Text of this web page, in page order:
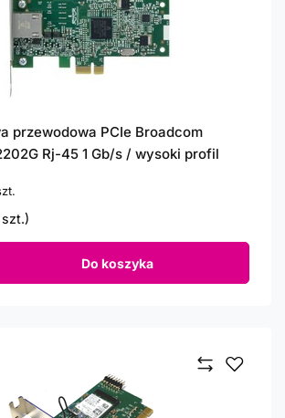
przewodowa PCIe Broadcom
Rj-45 1 Gb/s / wysoki profil
Do koszyka